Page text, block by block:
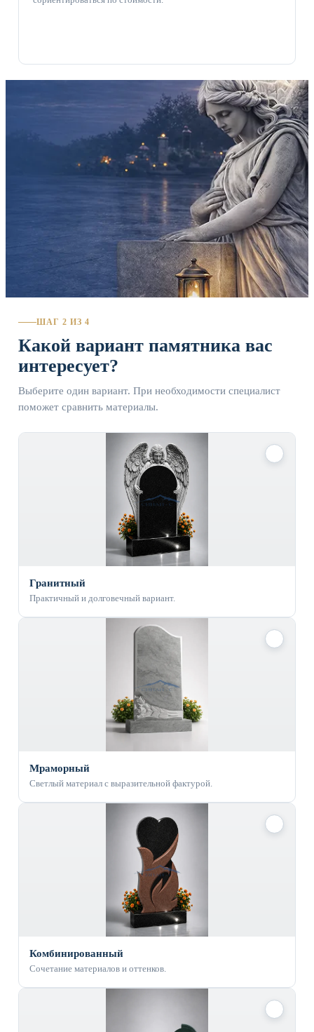
ШАГ 2 ИЗ 4
Какой вариант памятника вас
интересует?
Выберите один вариант. При необходимости специалист
поможет сравнить материалы.
Гранитный
Практичный и долговечный вариант.
Мраморный
Светлый материал с выразительной фактурой.
Комбинированный
Сочетание материалов и оттенков.